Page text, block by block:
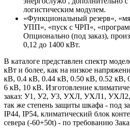
логистическим модулем.
«Функциональный резерв«,
УПП«, «пуск с ЧРП«,
Опционально (под заказ),
0,12 до 1400 кВт.
В каталоге представлен спектр
кВт и более, как на низкое
кВ, 0.4 кВ, 0.44 кВ, 0.50 кВ, 0.52 кВ,
6 кВ, 10 кВ. Изготовление
заказ: У1, У2, У3, УХЛ, УХЛ1,
так же степень защиты шкафа - под
IP44, IP54, климатический блок
севера (-60+50t) - по требованию